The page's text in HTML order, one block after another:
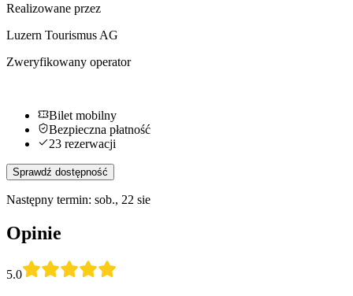
Realizowane przez
Luzern Tourismus AG
Zweryfikowany operator
Bilet mobilny
Bezpieczna płatność
23 rezerwacji
Sprawdź dostępność
Następny termin: sob., 22 sie
Opinie
5.0